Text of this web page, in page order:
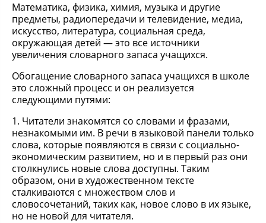
Математика, физика, химия, музыка и другие
предметы, радиопередачи и телевидение, медиа,
искусство, литература, социальная среда,
окружающая детей — это все источники
увеличения словарного запаса учащихся.
Обогащение словарного запаса учащихся в школе
это сложный процесс и он реализуется
следующими путями:
1. Читатели знакомятся со словами и фразами,
незнакомыми им. В речи в языковой панели только
слова, которые появляются в связи с социально-
экономическим развитием, но и в первый раз они
столкнулись новые слова доступны. Таким
образом, они в художественном тексте
сталкиваются с множеством слов и
словосочетаний, таких как, новое слово в их языке,
но не новой для читателя.